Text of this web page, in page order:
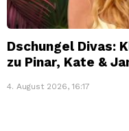
Dschungel Divas:
zu Pinar, Kate &
4. August 2026, 16:17